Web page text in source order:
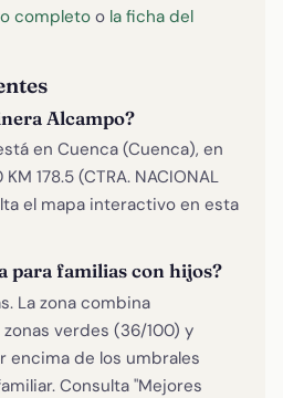
completo o la ficha del
Alcampo?
en Cuenca (Cuenca), en
178.5 (CTRA. NACIONAL
el mapa interactivo en esta
para familias con hijos?
La zona combina
verdes (36/100) y
encima de los umbrales
Consulta "Mejores